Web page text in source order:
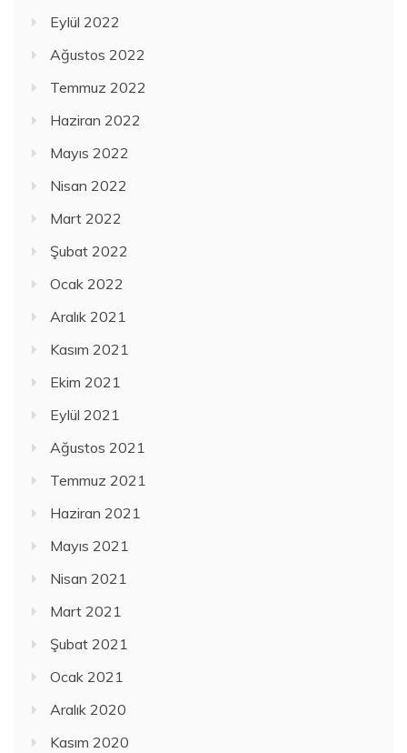
Eylül 2022
Ağustos 2022
Temmuz 2022
Haziran 2022
Mayıs 2022
Nisan 2022
Mart 2022
Şubat 2022
Ocak 2022
Aralık 2021
Kasım 2021
Ekim 2021
Eylül 2021
Ağustos 2021
Temmuz 2021
Haziran 2021
Mayıs 2021
Nisan 2021
Mart 2021
Şubat 2021
Ocak 2021
Aralık 2020
Kasım 2020